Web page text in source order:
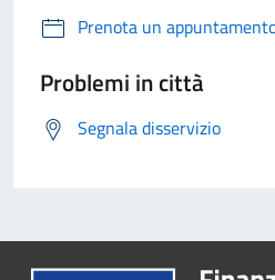
Prenota un
Problemi in città
Segnala disservizio